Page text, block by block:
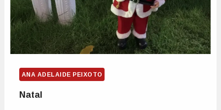
ANA ADELAIDE PEIXOTO
Natal